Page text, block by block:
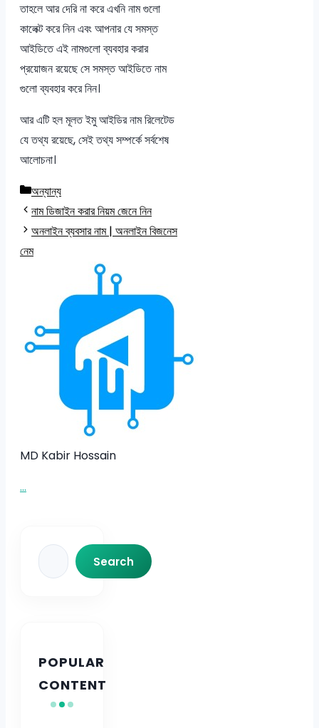
তাহলে আর দেরি না করে এখনি নাম গুলো
কালেক্ট করে নিন এবং আপনার যে সমস্ত
আইডিতে এই নামগুলো ব্যবহার করার
প্রয়োজন রয়েছে সে সমস্ত আইডিতে নাম
গুলো ব্যবহার করে নিন।
আর এটি হল মূলত ইমু আইডির নাম রিলেটেড
যে তথ্য রয়েছে, সেই তথ্য সম্পর্কে সর্বশেষ
আলোচনা।
Categories
অন্যান্য
নাম ডিজাইন করার নিয়ম জেনে নিন
অনলাইন ব্যবসার নাম | অনলাইন বিজনেস
নেম
MD Kabir Hossain
...
Search
Search
POPULAR
CONTENT